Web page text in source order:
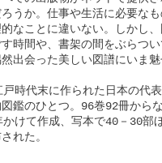
うか。仕事や生活に必要な
なことに違いない。しかし
時間や、書架の間をぶらつ
出会った美しい図譜にいま魅
時代末に作られた日本の代
鑑のひとつ。96巻92冊から
かけて作成、写本で40－30部
布された。